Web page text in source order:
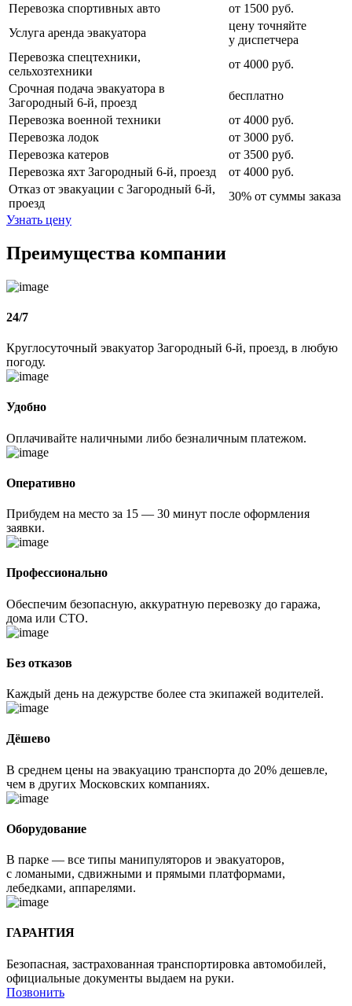
Перевозка спортивных авто
от 1500 руб.
Услуга аренда эвакуатора
цену точняйте
у диспетчера
Перевозка спецтехники,
сельхозтехники
от 4000 руб.
Срочная подача эвакуатора в
Загородный 6-й, проезд
бесплатно
Перевозка военной техники
от 4000 руб.
Перевозка лодок
от 3000 руб.
Перевозка катеров
от 3500 руб.
Перевозка яхт Загородный 6-й, проезд
от 4000 руб.
Отказ от эвакуации с Загородный 6-й,
проезд
30% от суммы заказа
Узнать цену
Преимущества компании
24/7
Круглосуточный эвакуатор Загородный 6-й, проезд, в любую
погоду.
Удобно
Оплачивайте наличными либо безналичным платежом.
Оперативно
Прибудем на место за 15 — 30 минут после оформления
заявки.
Профессионально
Обеспечим безопасную, аккуратную перевозку до гаража,
дома или СТО.
Без отказов
Каждый день на дежурстве более ста экипажей водителей.
Дёшево
В среднем цены на эвакуацию транспорта до 20% дешевле,
чем в других Московских компаниях.
Оборудование
В парке — все типы манипуляторов и эвакуаторов,
с ломаными, сдвижными и прямыми платформами,
лебедками, аппарелями.
ГАРАНТИЯ
Безопасная, застрахованная транспортировка автомобилей,
официальные документы выдаем на руки.
Позвонить